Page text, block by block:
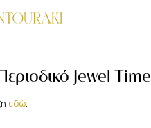
Jewel Time
εδώ.